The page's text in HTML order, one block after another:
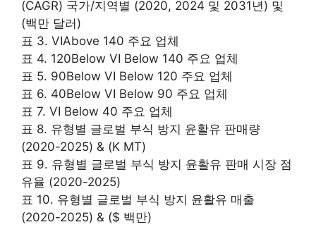
(CAGR) 국가/지역별 (2020, 2024 및 2031년) 및
(백만 달러)
표 3. VIAbove 140 주요 업체
표 4. 120Below VI Below 140 주요 업체
표 5. 90Below VI Below 120 주요 업체
표 6. 40Below VI Below 90 주요 업체
표 7. VI Below 40 주요 업체
표 8. 유형별 글로벌 부식 방지 윤활유 판매량
(2020-2025) & (K MT)
표 9. 유형별 글로벌 부식 방지 윤활유 판매 시장 점
유율 (2020-2025)
표 10. 유형별 글로벌 부식 방지 윤활유 매출
(2020-2025) & ($ 백만)